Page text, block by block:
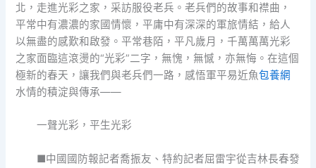
北，走進光彩之家，采訪服役老兵。老兵們的故事和襟曲，
平常中有濃濃的家國情懷，平庸中有深深的軍旅情結，給人
以無盡的感歎和啟發。平常巷陌，平凡歲月，千萬萬萬光彩
之家面臨這滾燙的“光彩”二字，無愧，無憾，亦無悔。在這個
極新的春天，讓我們與老兵們一路，感悟軍平易近魚包養網
水情的積淀與傳承——
一聲光彩，平生光彩
■中國國防報記者喬振友、特約記者屈雷宇從吉林長春發